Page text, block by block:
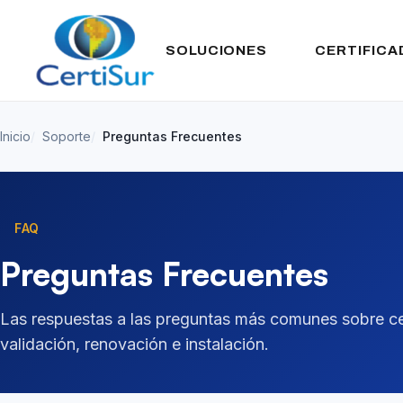
SOLUCIONES
Inicio Soporte Preguntas Frecuentes
FAQ
Preguntas Frecuentes
Las respuestas a las preguntas más comunes sobre
validación, renovación e instalación.